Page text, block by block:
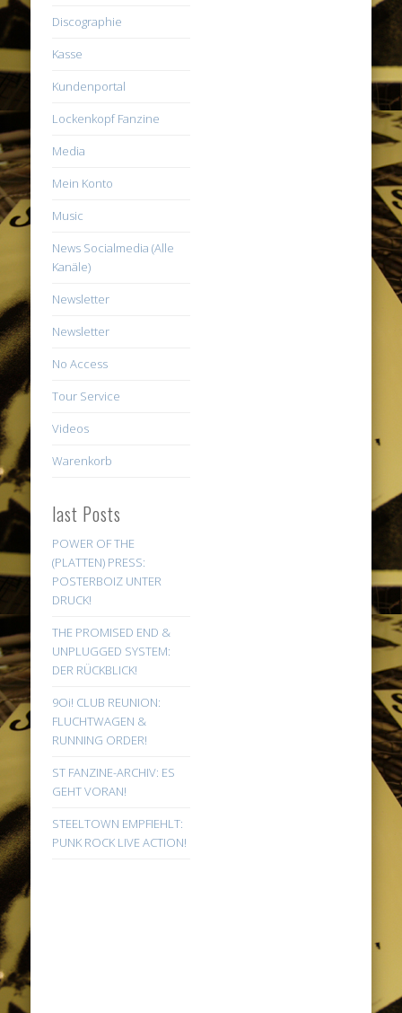
Discographie
Kasse
Kundenportal
Lockenkopf Fanzine
Media
Mein Konto
Music
News Socialmedia (Alle
Kanäle)
Newsletter
Newsletter
No Access
Tour Service
Videos
Warenkorb
last Posts
POWER OF THE
(PLATTEN) PRESS:
POSTERBOIZ UNTER
DRUCK!
THE PROMISED END &
UNPLUGGED SYSTEM:
DER RÜCKBLICK!
9Oi! CLUB REUNION:
FLUCHTWAGEN &
RUNNING ORDER!
ST FANZINE-ARCHIV: ES
GEHT VORAN!
STEELTOWN EMPFIEHLT:
PUNK ROCK LIVE ACTION!